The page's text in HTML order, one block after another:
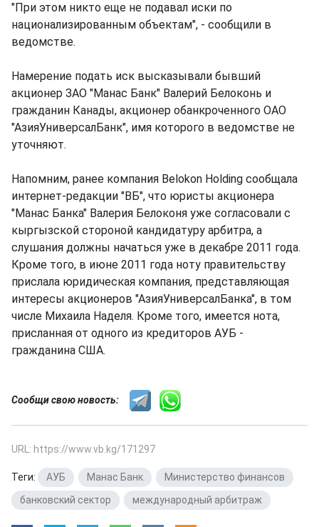
"При этом никто еще не подавал иски по
национализированным объектам", - сообщили в
ведомстве.
Намерение подать иск высказывали бывший
акционер ЗАО "Манас Банк" Валерий Белоконь и
гражданин Канады, акционер обанкроченного ОАО
"АзияУниверсалБанк", имя которого в ведомстве не
уточняют.
Напомним, ранее компания Belokon Holding сообщала
интернет-редакции "ВБ", что юристы акционера
"Манас Банка" Валерия Белоконя уже согласовали с
кыргызской стороной кандидатуру арбитра, а
слушания должны начаться уже в декабре 2011 года.
Кроме того, в июне 2011 года ноту правительству
прислала юридическая компания, представляющая
интересы акционеров "АзияУниверсалБанка", в том
числе Михаила Наделя. Кроме того, имеется нота,
присланная от одного из кредиторов АУБ -
гражданина США.
Сообщи свою новость:
URL: https://www.vb.kg/171297
Теги: АУБ Манас Банк Министерство финансов
банковский сектор
международный арбитраж